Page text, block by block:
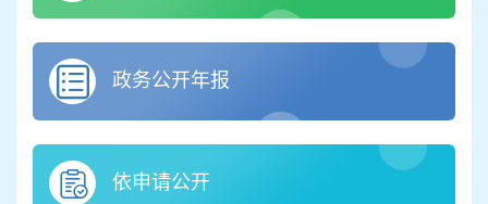
政务公开年报
依申请公开